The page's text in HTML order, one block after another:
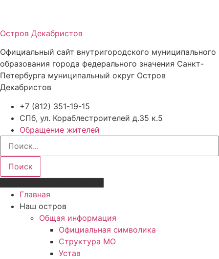
Остров Декабристов
Официальный сайт внутригородского муниципального
образования города федерального значения Санкт-
Петербурга муниципальный округ Остров
Декабристов
+7 (812) 351-19-15
СПб, ул. Кораблестроителей д.35 к.5
Обращение жителей
Поиск
Главная
Наш остров
Общая информация
Официальная символика
Структура МО
Устав